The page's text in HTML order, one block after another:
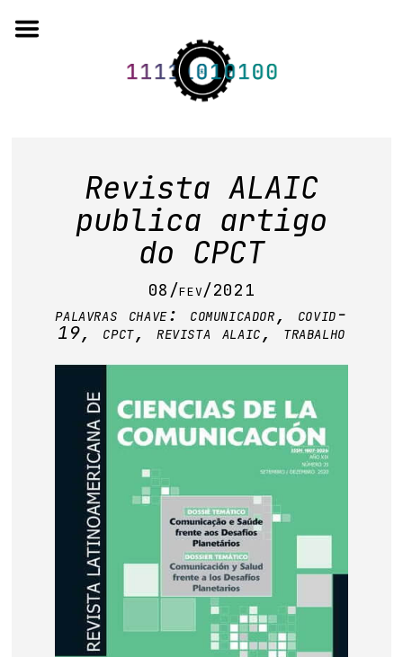
to
quem somos
artigos em periódicos
anais de eventos
capítulos de livros
editorial
base de dados
publicações na mídia
Revista ALAIC
publica artigo
do CPCT
08/fev/2021
palavras chave: comunicador, covid-
19, cpct,revista alaic, trabalho